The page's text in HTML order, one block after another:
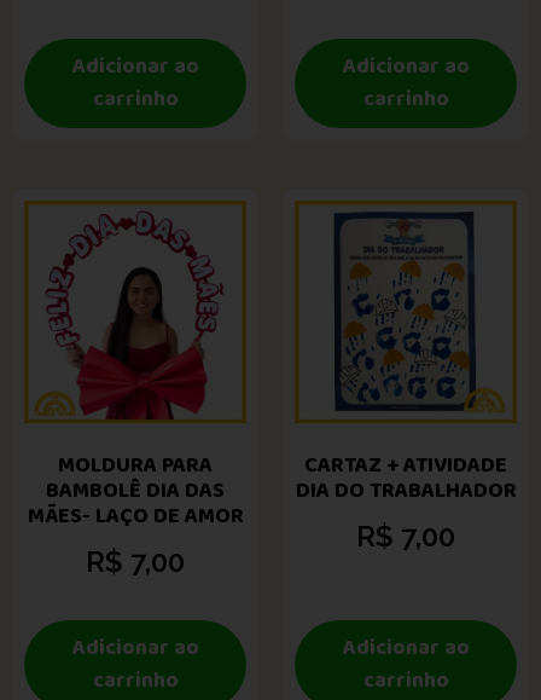
Adicionar ao
carrinho
Adicionar ao
carrinho
MOLDURA PARA
BAMBOLÊ DIA DAS
MÃES- LAÇO DE AMOR
R$ 7,00
Adicionar ao
carrinho
CARTAZ + ATIVIDADE
DIA DO TRABALHADOR
R$ 7,00
Adicionar ao
carrinho